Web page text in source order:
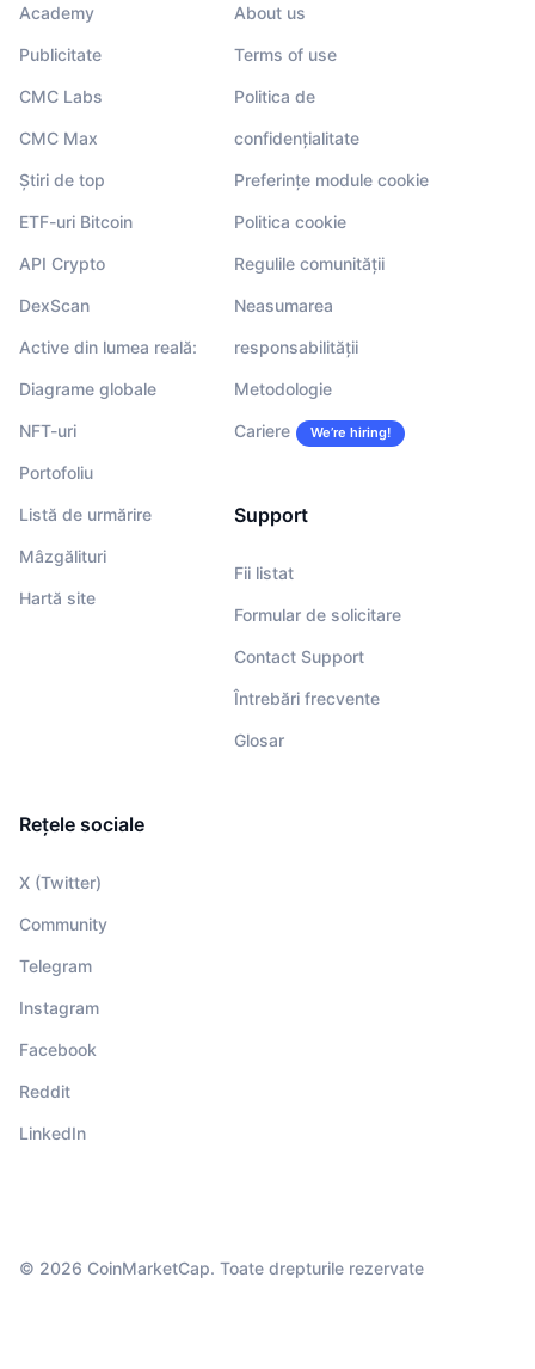
Academy
Publicitate
CMC Labs
CMC Max
Știri de top
ETF-uri Bitcoin
API Crypto
DexScan
Active din lumea reală:
Diagrame globale
NFT-uri
Portofoliu
Listă de urmărire
Mâzgălituri
Hartă site
About us
Terms of use
Politica de
confidențialitate
Preferințe module cookie
Politica cookie
Regulile comunității
Neasumarea
responsabilității
Metodologie
Cariere We’re hiring!
Support
Fii listat
Formular de solicitare
Contact Support
Întrebări frecvente
Glosar
Rețele sociale
X (Twitter)
Community
Telegram
Instagram
Facebook
Reddit
LinkedIn
© 2026 CoinMarketCap. Toate drepturile rezervate